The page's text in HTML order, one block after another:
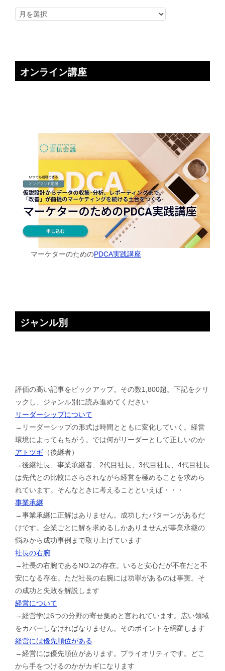
オンライン講座
マーケターのためのPDCA実践講座
ジャンル別
評価の高い記事をピックアップ。その数1,800超。下記をクリ
ックし、ジャンル別に読み進めてください
リーダーシップについて
→リーダーシップの形式は時間とともに変化していく。経営
環境によってもちがう。では何がリーダーとして正しいのか
アトツギ （後継者）
→後継社長、事業承継者、2代目社長、3代目社長、4代目社長
は先代との比較にさらされながら経営を極めることを求めら
れています。そんなときに考えることといえば・・・
事業承継
→事業承継に正解はありません。成功したパターンがあるだ
けです。企業ごとに解を求めるしかありませんが事業承継の
悩みから成功事例まで取り上げています
社長の右腕
→社長の右腕であるNO.2の存在。いると安心だが不在だと不
安になる存在。ただ社長の右腕には功罪があるのは事実。そ
の成功と失敗を解説します
経営について
→経営学は6つの分野の寄せ集めと言われています。広い領域
をカバーしなければなりません。そのポイントを網羅します
経営には優先順位がある
→経営には優先順位があります。プライオリティです。どこ
から手をつけるのかがカギになります